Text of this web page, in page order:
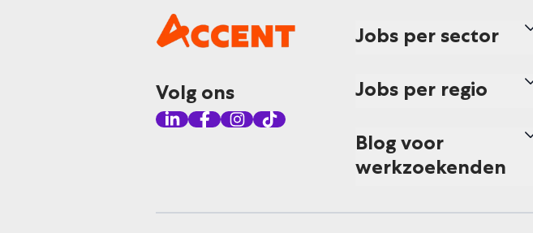
Volg ons
Jobs per sector
Jobs per regio
Blog voor
werkzoekenden